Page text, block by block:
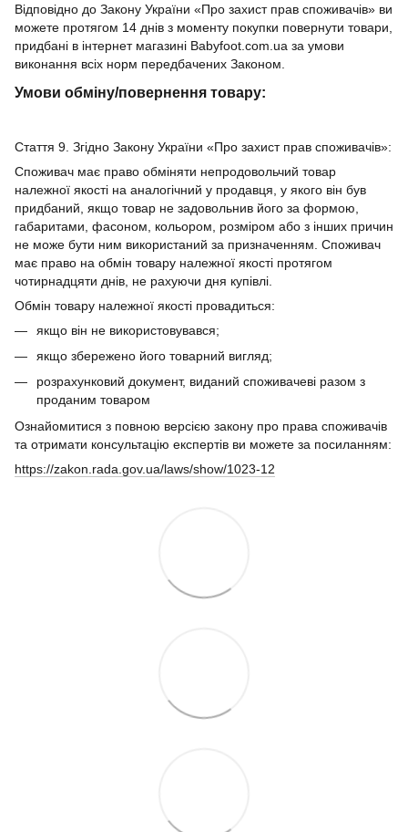
Відповідно до Закону України «Про захист прав споживачів» ви
можете протягом 14 днів з моменту покупки повернути товари,
придбані в інтернет магазині Babyfoot.com.ua за умови
виконання всіх норм передбачених Законом.
Умови обміну/повернення товару:
Стаття 9. Згідно Закону України «Про захист прав споживачів»:
Споживач має право обміняти непродовольчий товар
належної якості на аналогічний у продавця, у якого він був
придбаний, якщо товар не задовольнив його за формою,
габаритами, фасоном, кольором, розміром або з інших причин
не може бути ним використаний за призначенням. Споживач
має право на обмін товару належної якості протягом
чотирнадцяти днів, не рахуючи дня купівлі.
Обмін товару належної якості провадиться:
якщо він не використовувався;
якщо збережено його товарний вигляд;
розрахунковий документ, виданий споживачеві разом з
проданим товаром
Ознайомитися з повною версією закону про права споживачів
та отримати консультацію експертів ви можете за посиланням:
https://zakon.rada.gov.ua/laws/show/1023-12